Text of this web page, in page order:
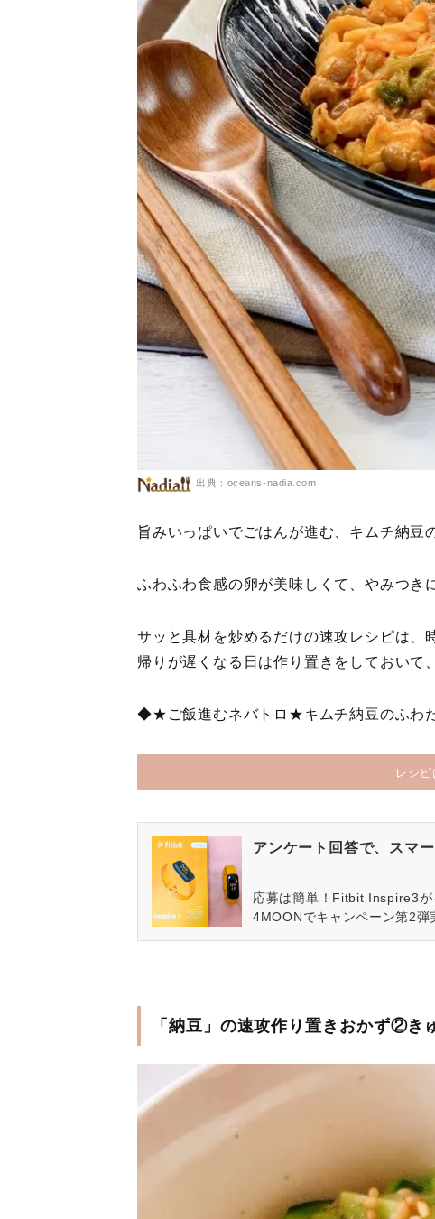
出典：oceans-nadia.com
旨みいっぱいでごはんが進む、キムチ納豆
ふわふわ食感の卵が美味しくて、やみつき
サッと具材を炒めるだけの速攻レシピは、
帰りが遅くなる日は作り置きをしておいて
◆★ご飯進むネバトロ★キムチ納豆のふわ
レシピ
アンケート回答で、スマ
応募は簡単！Fitbit Inspire3が
4MOONでキャンペーン第2弾
―
「納豆」の速攻作り置きおかず②き